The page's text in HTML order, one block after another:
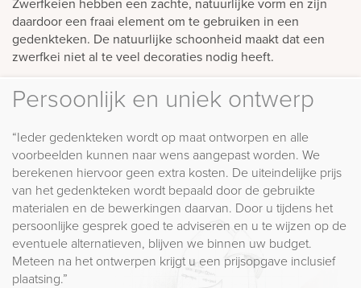
daardoor een fraai element om te gebruiken in een
gedenkteken. De natuurlijke schoonheid maakt dat een
zwerfkei niet al te veel decoraties nodig heeft.
Persoonlijk en uniek ontwerp
“Ieder gedenkteken wordt op maat ontworpen en alle
voorbeelden kunnen naar wens aangepast worden. We
berekenen hiervoor geen extra kosten. De uiteindelijke prijs
van het gedenkteken wordt bepaald door de gebruikte
materialen en de bewerkingen daarvan. Door u tijdens het
persoonlijke gesprek goed te adviseren en u te wijzen op de
eventuele alternatieven, blijven we binnen uw budget.
Meteen na het ontwerpen krijgt u een prijsopgave inclusief
plaatsing.”